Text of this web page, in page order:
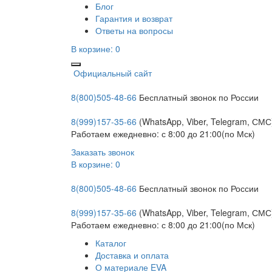
Блог
Гарантия и возврат
Ответы на вопросы
В корзине: 0
Официальный сайт
8(800)505-48-66 Бесплатный звонок по России
8(999)157-35-66 (WhatsApp, Viber, Telegram,
Работаем ежедневно: с 8:00 до 21:00(по Мск)
Заказать звонок
В корзине: 0
8(800)505-48-66 Бесплатный звонок по России
8(999)157-35-66 (WhatsApp, Viber, Telegram,
Работаем ежедневно: с 8:00 до 21:00(по Мск)
Каталог
Доставка и оплата
О материале EVA